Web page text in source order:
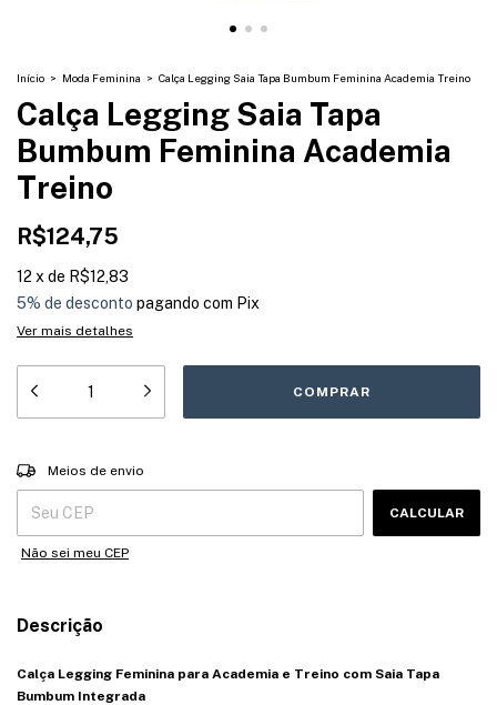
Início > Moda Feminina > Calça Legging Saia Tapa Bumbum Feminina Academia Treino
Calça Legging Saia Tapa
Bumbum Feminina Academia
Treino
R$124,75
12 x de R$12,83
5% de desconto pagando com Pix
Ver mais detalhes
Entregas para o CEP:
Meios de envio
CALCULAR
Não sei meu CEP
Descrição
Calça Legging Feminina para Academia e Treino com Saia Tapa
Bumbum Integrada